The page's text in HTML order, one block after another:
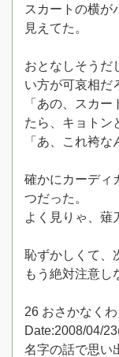
スカートの横が
見えてた。
おとなしそうだ
い方が可哀相だ
「あの、スカ
たら、キョトン
「あ、これ袴
確かにカーディ
つだった。
よく見りゃ、薙
恥ずかしくて、
もう絶対注意し
26 おさかなく
Date:2008/04/
名字の話で思い